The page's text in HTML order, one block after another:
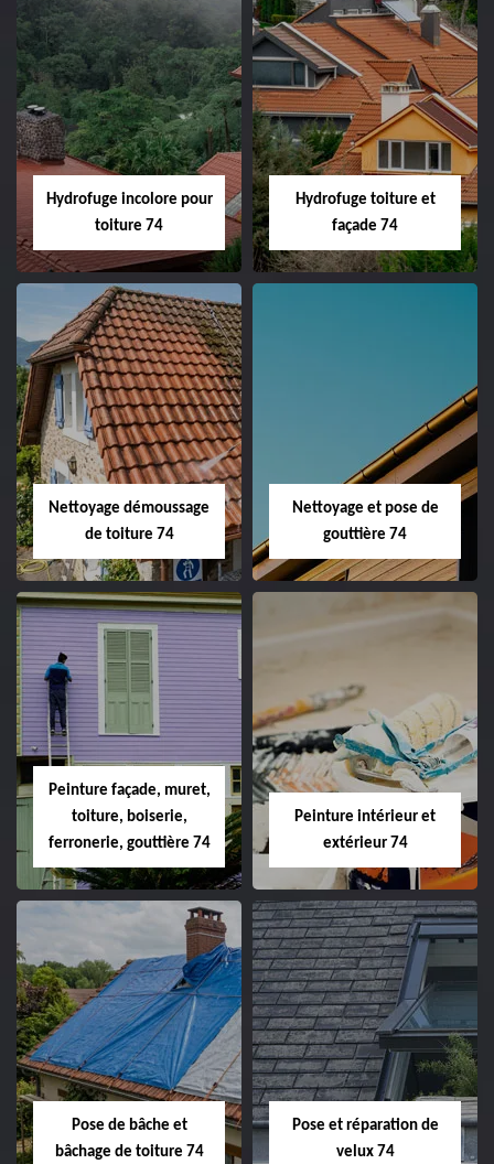
Hydrofuge incolore pour
toiture 74
Hydrofuge toiture et
façade 74
Nettoyage démoussage
de toiture 74
Nettoyage et pose de
gouttière 74
Peinture façade, muret,
toiture, boiserie,
ferronerie, gouttière 74
Peinture intérieur et
extérieur 74
Pose de bâche et
bâchage de toiture 74
Pose et réparation de
velux 74